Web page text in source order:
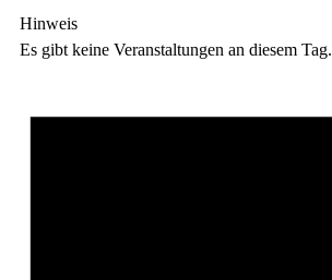
Hinweis
Es gibt keine Veranstaltungen an diesem Tag.